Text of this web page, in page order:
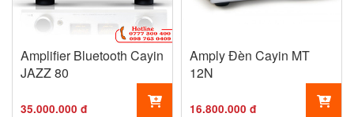
Amplifier Bluetooth Cayin
JAZZ 80
35.000.000 đ
Amply Đèn Cayin MT
12N
16.800.000 đ